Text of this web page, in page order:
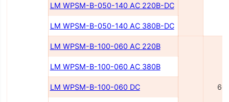
LM WPSM-B-050-140 AC 220В-DC
LM WPSM-B-050-140 AC 380В-DC
LM WPSM-B-100-060 AC 220В
LM WPSM-B-100-060 AC 380В
LM WPSM-B-100-060 DC